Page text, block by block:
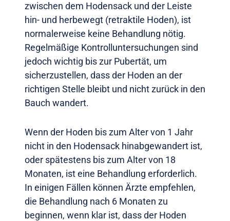
zwischen dem Hodensack und der Leiste
hin- und herbewegt (retraktile Hoden), ist
normalerweise keine Behandlung nötig.
Regelmäßige Kontrolluntersuchungen sind
jedoch wichtig bis zur Pubertät, um
sicherzustellen, dass der Hoden an der
richtigen Stelle bleibt und nicht zurück in den
Bauch wandert.
Wenn der Hoden bis zum Alter von 1 Jahr
nicht in den Hodensack hinabgewandert ist,
oder spätestens bis zum Alter von 18
Monaten, ist eine Behandlung erforderlich.
In einigen Fällen können Ärzte empfehlen,
die Behandlung nach 6 Monaten zu
beginnen, wenn klar ist, dass der Hoden